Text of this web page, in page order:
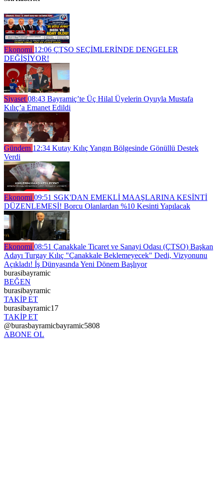
Ekonomi 12:06 ÇTSO SEÇİMLERİNDE DENGELER
DEĞİŞİYOR!
Siyaset 08:43 Bayramiç’te Üç Hilal Üyelerin Oyuyla Mustafa
Kılıç’a Emanet Edildi
Gündem 12:34 Kutay Kılıç Yangın Bölgesinde Gönüllü Destek
Verdi
Ekonomi 09:51 SGK'DAN EMEKLİ MAAŞLARINA KESİNTİ
DÜZENLEMESİ! Borcu Olanlardan %10 Kesinti Yapılacak
Ekonomi 08:51 Çanakkale Ticaret ve Sanayi Odası (ÇTSO) Başkan
Adayı Turgay Kılıç "Çanakkale Beklemeyecek" Dedi, Vizyonunu
Açıkladı! İş Dünyasında Yeni Dönem Başlıyor
burasibayramic
BEĞEN
burasibayramic
TAKİP ET
burasibayramic17
TAKİP ET
@burasbayramicbayramic5808
ABONE OL